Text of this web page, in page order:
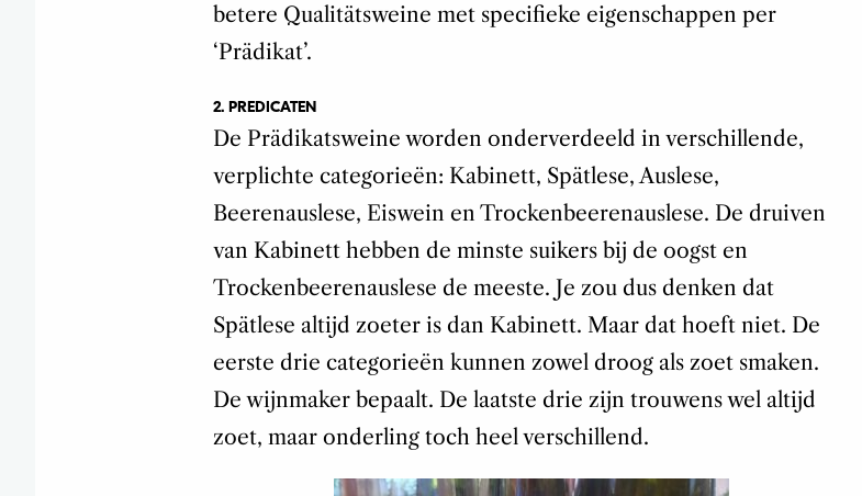
betere Qualitätsweine met specifieke eigenschappen per
‘Prädikat’.
2. PREDICATEN
De Prädikatsweine worden onderverdeeld in verschillende,
verplichte categorieën: Kabinett, Spätlese, Auslese,
Beerenauslese, Eiswein en Trockenbeerenauslese. De druiven
van Kabinett hebben de minste suikers bij de oogst en
Trockenbeerenauslese de meeste. Je zou dus denken dat
Spätlese altijd zoeter is dan Kabinett. Maar dat hoeft niet. De
eerste drie categorieën kunnen zowel droog als zoet smaken.
De wijnmaker bepaalt. De laatste drie zijn trouwens wel altijd
zoet, maar onderling toch heel verschillend.